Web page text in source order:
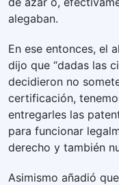
alegaban.
En ese entonces, el
dijo que “dadas las
decidieron no
certificación,
entregarles las
para funcionar
derecho y también
Asimismo añadió